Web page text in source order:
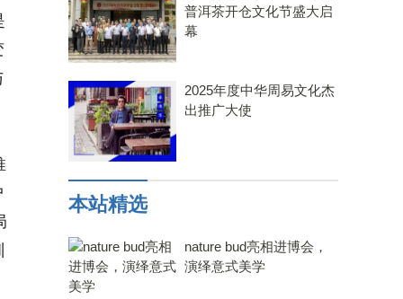
普洱茶开仓文化节盛大启
幕
2025年度中华周易文化杰
出推广大使
本站精选
nature bud亮相进博会，
演绎意式美学